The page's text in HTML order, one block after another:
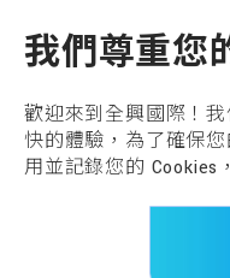
我們尊重您
歡迎來到全興國際！
快的體驗，為了確保
用並記錄您的 Cookies